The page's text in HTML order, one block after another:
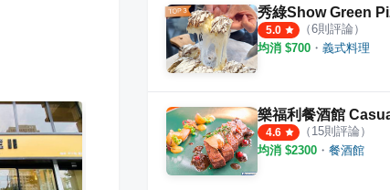
5.0 （6則評論）
均消 $700 ・ 義式料理
4.6 （ 15則評論）
均消 $2300 ・ 餐酒館